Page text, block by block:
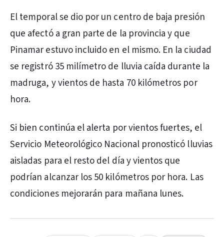
El temporal se dio por un centro de baja presión
que afectó a gran parte de la provincia y que
Pinamar estuvo incluido en el mismo. En la ciudad
se registró 35 milímetro de lluvia caída durante la
madruga, y vientos de hasta 70 kilómetros por
hora.
Si bien continúa el alerta por vientos fuertes, el
Servicio Meteorológico Nacional pronosticó lluvias
aisladas para el resto del día y vientos que
podrían alcanzar los 50 kilómetros por hora. Las
condiciones mejorarán para mañana lunes.